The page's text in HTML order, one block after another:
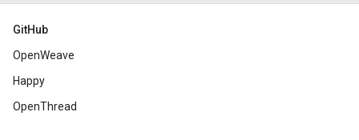
GitHub
OpenWeave
Happy
OpenThread